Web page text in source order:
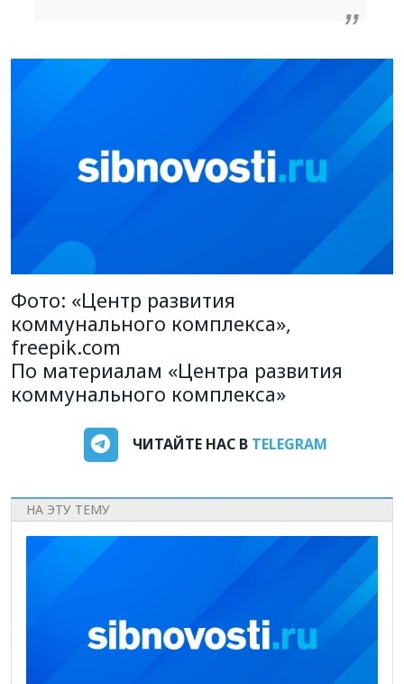
Фото: «Центр развития
коммунального комплекса»,
freepik.com
По материалам «Центра развития
коммунального комплекса»
ЧИТАЙТЕ НАС В TELEGRAM
НА ЭТУ ТЕМУ